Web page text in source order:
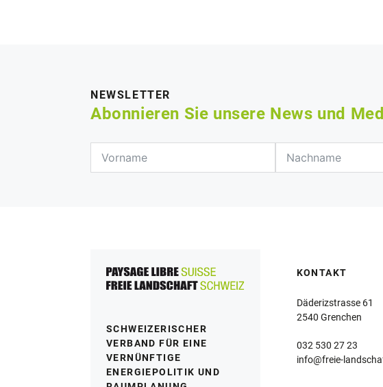
NEWSLETTER
Abonnieren Sie unsere News und
SCHWEIZERISCHER
VERBAND FÜR EINE
VERNÜNFTIGE
ENERGIEPOLITIK UND
KONTAKT
Däderizstrasse 61
2540 Grenchen
032 530 27 23
info@freie-